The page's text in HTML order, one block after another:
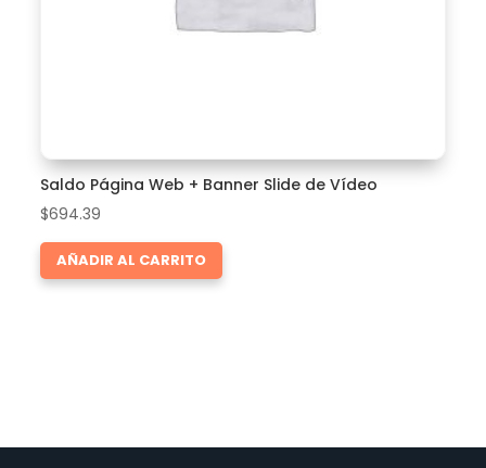
Saldo Página Web + Banner Slide de Vídeo
$694.39
AÑADIR AL CARRITO